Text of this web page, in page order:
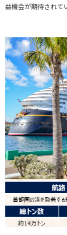
益機会が期待されて